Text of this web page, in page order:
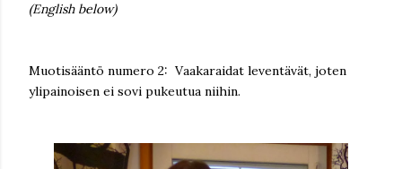
(English below)
Muotisääntö numero 2: Vaakaraidat leventävät, joten
ylipainoisen ei sovi pukeutua niihin.